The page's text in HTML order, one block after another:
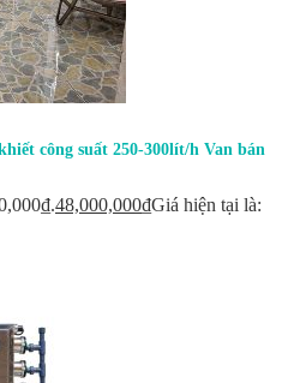
công suất 250-300lít/h Van bán
48,000,000₫Giá hiện tại là: